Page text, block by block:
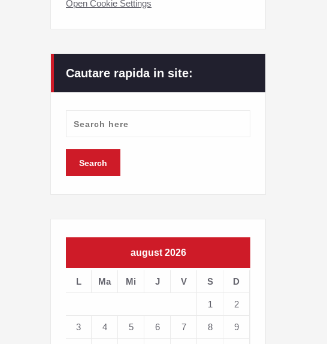
Open Cookie Settings
Cautare rapida in site:
august 2026
L Ma Mi J V S D
1 2
3 4 5 6 7 8 9